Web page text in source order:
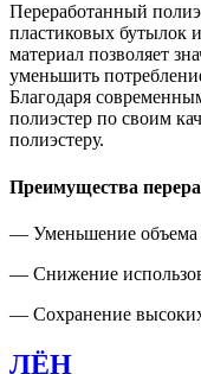
Переработанный
пластиковых бутылок
материал позволяет
уменьшить
Благодаря
полиэстер по своим
полиэстеру.
Преимущества
— Уменьшение объема
— Снижение
— Сохранение высоких
ЛЁН